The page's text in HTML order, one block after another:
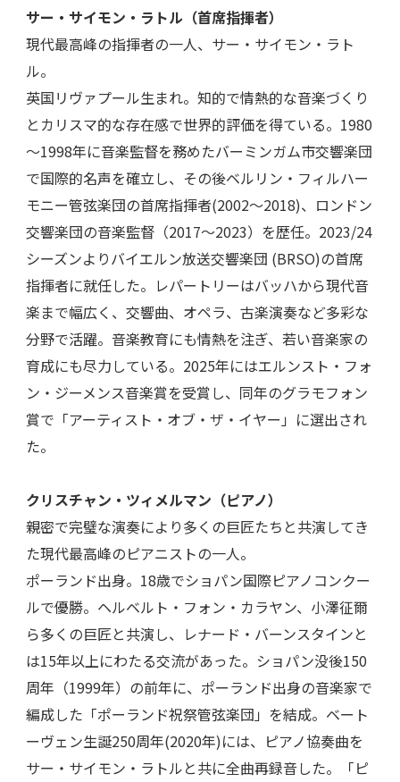
サー・サイモン・ラトル（首席指揮者）
現代最高峰の指揮者の一人、サー・サイモン・ラト
ル。
英国リヴァプール生まれ。知的で情熱的な音楽づくり
とカリスマ的な存在感で世界的評価を得ている。1980
～1998年に音楽監督を務めたバーミンガム市交響楽団
で国際的名声を確立し、その後ベルリン・フィルハー
モニー管弦楽団の首席指揮者(2002～2018)、ロンドン
交響楽団の音楽監督（2017～2023）を歴任。2023/24
シーズンよりバイエルン放送交響楽団 (BRSO)の首席
指揮者に就任した。レパートリーはバッハから現代音
楽まで幅広く、交響曲、オペラ、古楽演奏など多彩な
分野で活躍。音楽教育にも情熱を注ぎ、若い音楽家の
育成にも尽力している。2025年にはエルンスト・フォ
ン・ジーメンス音楽賞を受賞し、同年のグラモフォン
賞で「アーティスト・オブ・ザ・イヤー」に選出され
た。
クリスチャン・ツィメルマン（ピアノ）
親密で完璧な演奏により多くの巨匠たちと共演してき
た現代最高峰のピアニストの一人。
ポーランド出身。18歳でショパン国際ピアノコンクー
ルで優勝。ヘルベルト・フォン・カラヤン、小澤征爾
ら多くの巨匠と共演し、レナード・バーンスタインと
は15年以上にわたる交流があった。ショパン没後150
周年（1999年）の前年に、ポーランド出身の音楽家で
編成した「ポーランド祝祭管弦楽団」を結成。ベート
ーヴェン生誕250周年(2020年)には、ピアノ協奏曲を
サー・サイモン・ラトルと共に全曲再録音した。「ピ